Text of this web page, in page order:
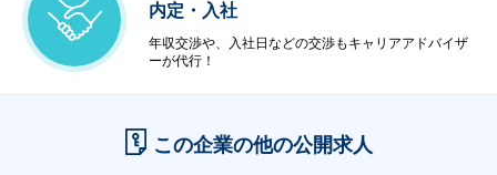
内定・入社
年収交渉や、入社日などの交渉もキャリアアドバイザ
ーが代行！
この企業の他の公開求人